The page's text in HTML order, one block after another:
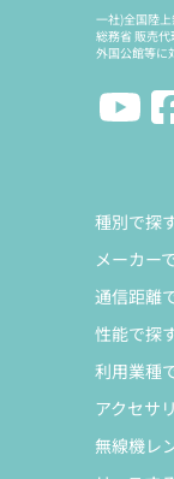
一社)全国陸
総務省 販売
外国公館等に
種別で探
メーカー
通信距離
性能で探
利用業種
アクセサ
無線機レ